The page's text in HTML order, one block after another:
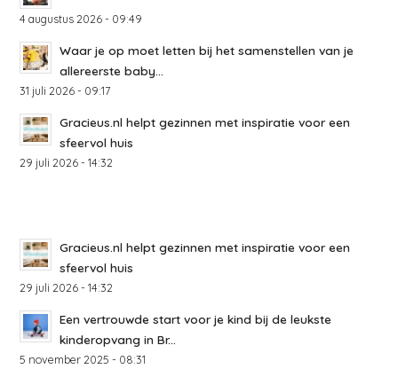
4 augustus 2026 - 09:49
Waar je op moet letten bij het samenstellen van je
allereerste baby...
31 juli 2026 - 09:17
Gracieus.nl helpt gezinnen met inspiratie voor een
sfeervol huis
29 juli 2026 - 14:32
Gracieus.nl helpt gezinnen met inspiratie voor een
sfeervol huis
29 juli 2026 - 14:32
Een vertrouwde start voor je kind bij de leukste
kinderopvang in Br...
5 november 2025 - 08:31